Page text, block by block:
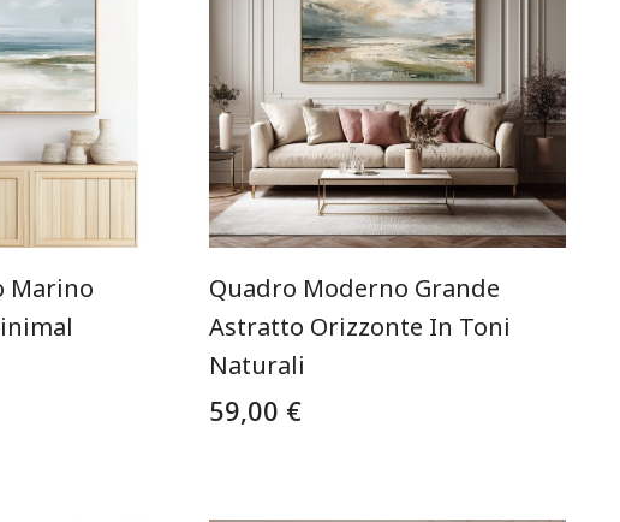
Marino
Quadro Moderno Grande
Astratto Orizzonte In Toni
Naturali
59,00 €